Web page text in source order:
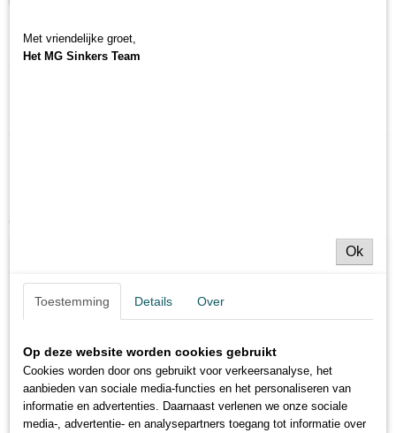
Specificaties
Met vriendelijke groet,
Het MG Sinkers Team
Ok
Toestemming Details Over
Op deze website worden cookies gebruikt
Cookies worden door ons gebruikt voor verkeersanalyse, het
aanbieden van sociale media-functies en het personaliseren van
informatie en advertenties. Daarnaast verlenen we onze sociale
media-, advertentie- en analysepartners toegang tot informatie over